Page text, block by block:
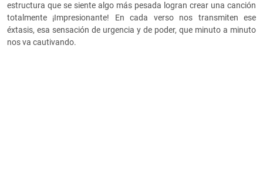
estructura que se siente algo más pesada logran crear una canción
totalmente ¡Impresionante! En cada verso nos transmiten ese
éxtasis, esa sensación de urgencia y de poder, que minuto a minuto
nos va cautivando.